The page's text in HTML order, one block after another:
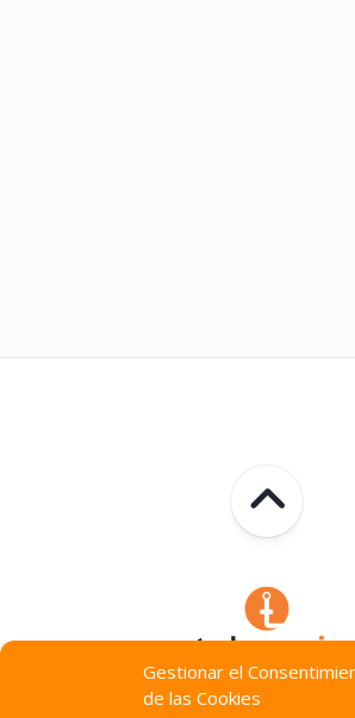
Gestionar el
de las Cookies
Technocracia © 2026. Todos Los